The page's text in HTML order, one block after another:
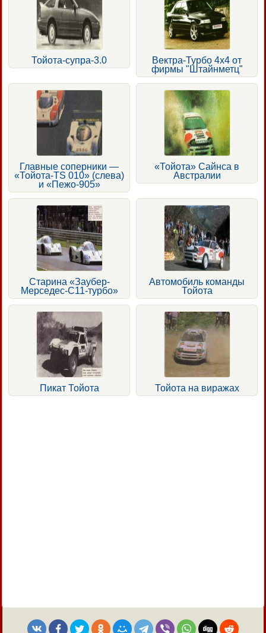
Тойота-супра-3.0
Вектра-Турбо 4x4 от
фирмы "Штайнметц"
Главные соперники —
«Тойота-TS 010» (слева)
и «Пежо-905»
«Тойота» Сайнса в
Австралии
Старина «Заубер-
Мерседес-С11-турбо»
Автомобиль команды
Тойота
Пикат Тойота Тойота на виражах